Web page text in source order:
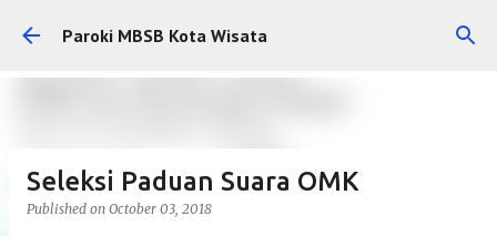
Skip to main content
Paroki MBSB Kota Wisata
Seleksi Paduan Suara OMK
Published on October 03, 2018